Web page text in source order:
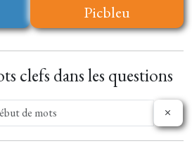
Picbleu
clefs dans les questions